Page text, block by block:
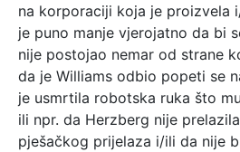
na korporaciji koja je proizvela
je puno manje vjerojatno da bi
nije postojao nemar od strane
da je Williams odbio popeti se
je usmrtila robotska ruka što
ili npr. da Herzberg nije
pješačkog prijelaza i/ili da nije